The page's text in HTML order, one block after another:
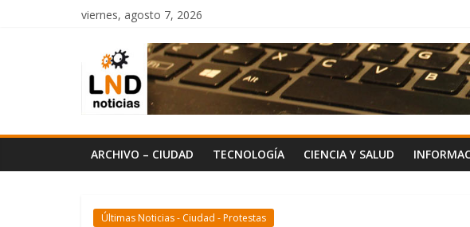
viernes, agosto 7, 2026
LND
Noticias
ARCHIVO – CIUDAD TECNOLOGÍA CIENCIA Y SALUD
Últimas Noticias - Ciudad - Protestas